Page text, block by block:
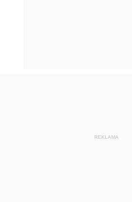
REKLAMA